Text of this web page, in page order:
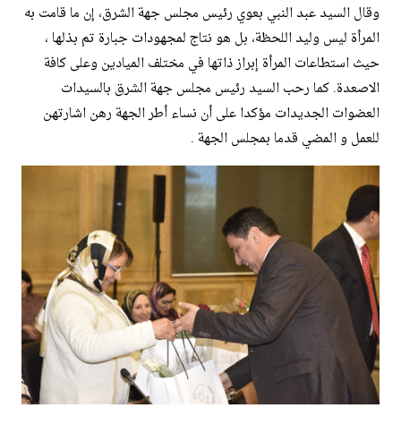
وقال السيد عبد النبي بعوي رئيس مجلس جهة الشرق، إن ما قامت به
المرأة ليس وليد اللحظة، بل هو نتاج لمجهودات جبارة تم بذلها ،
حيث استطاعات المرأة إبراز ذاتها في مختلف الميادين وعلى كافة
الاصعدة. كما رحب السيد رئيس مجلس جهة الشرق بالسيدات
العضوات الجديدات مؤكدا على أن نساء أطر الجهة رهن اشارتهن
للعمل و المضي قدما بمجلس الجهة .